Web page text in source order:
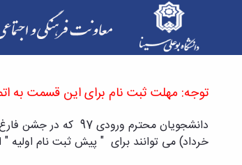
توجه: مهلت ثبت نام برای این قسمت به
دانشجویان محترم ورودی 97 که در جشن فارغ التحصیلی شرکت نکرده اند و مایل به " عکاسی با لباس فرم مربوطه " توسط دوربین و موبایل شخصی هستند، "فقط" تا
خرداد) می توانند برای " پیش ثبت نام اولیه "